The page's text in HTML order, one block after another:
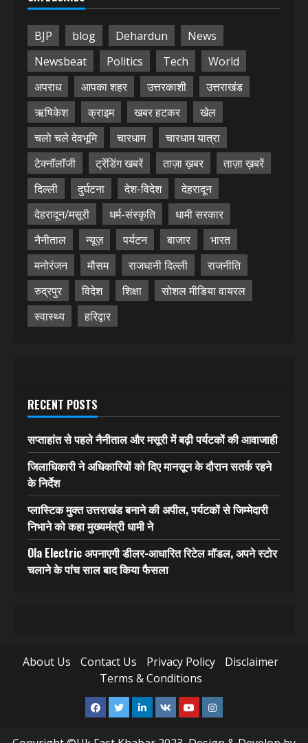
BJP blog Dehardun
News
Newsbeat
Politics Tech
World
अपराध
आपका शहर उत्तरकाशी
उत्तराखंड
ऋषिकेश
क्राइम खबर हटकर
खेल
चलो चले देवभूमि
चारधाम
चारधाम यात्रा
टेक्नॉलॉजी
ट्रेंडिंग खबरें ताज़ा ख़बर
ताज़ा ख़बरें
दिल्ली
दुर्घटना देश-विदेश
देहरादून
देहरादून/मसूरी
धर्म-संस्कृति
धामी सरकार
नैनीताल
न्यूज़ पर्यटन बाजार
भारत
मनोरंजन
मौसम राजधानी दिल्ली
राजनीति
रुद्रपुर
विदेश शिक्षा
सोशल मीडिया वायरल
स्वास्थ्य
हरिद्वार
RECENT POSTS
सप्ताहांत से पहले नैनीताल और मसूरी में बढ़ी पर्यटकों की आवाजाही
जिलाधिकारी ने अधिकारियों को दिए मानसून के दौरान सतर्क रहने
के निर्देश
प्लास्टिक मुक्त उत्तराखंड बनाने की अपील, पर्यटकों से जिम्मेदारी
निभाने को कहा मुख्यमंत्री धामी ने
Ola Electric अपनाएगी डीलर-आधारित रिटेल मॉडल, अपने स्टोर
चलाने के पांच साल बाद किया फैसला
About Us Contact Us Privacy Policy
Disclaimer
Terms & Conditions
Facebook
TwitterLinkedin
VK YoutubeInstagram